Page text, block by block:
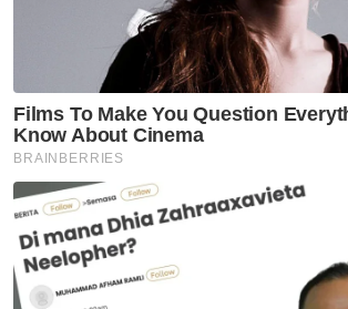
Apabila perpisahan
ugutan
Analisis Sinar
Dilema mak ayah